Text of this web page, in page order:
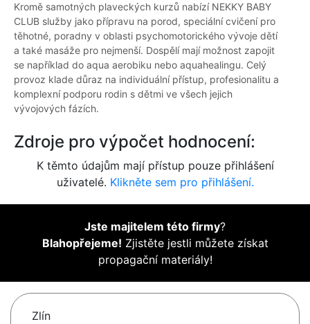
Kromě samotných plaveckých kurzů nabízí NEKKY BABY
CLUB služby jako přípravu na porod, speciální cvičení pro
těhotné, poradny v oblasti psychomotorického vývoje dětí
a také masáže pro nejmenší. Dospělí mají možnost zapojit
se například do aqua aerobiku nebo aquahealingu. Celý
provoz klade důraz na individuální přístup, profesionalitu a
komplexní podporu rodin s dětmi ve všech jejich
vývojových fázích.
Zdroje pro výpočet hodnocení:
K těmto údajům mají přístup pouze přihlášení
uživatelé. Klikněte sem pro přihlášení.
Jste majitelem této firmy?
Blahopřejeme! Zjistěte jestli můžete získat
propagační materiály!
Zlín